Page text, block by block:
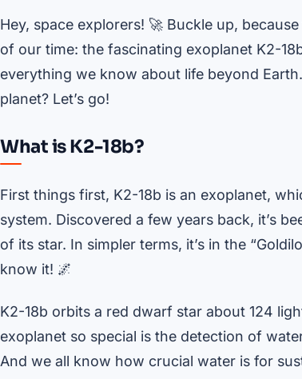
Hey, space explorers! 🚀 Buckle up,
of our time: the fascinating exoplanet K2-
everything we know about life beyond
planet? Let’s go!
What is K2-18b?
First things first, K2-18b is an exoplanet,
system. Discovered a few years back, it’s
of its star. In simpler terms, it’s in the
know it! 🌌
K2-18b orbits a red dwarf star about 124
exoplanet so special is the detection of
And we all know how crucial water is for